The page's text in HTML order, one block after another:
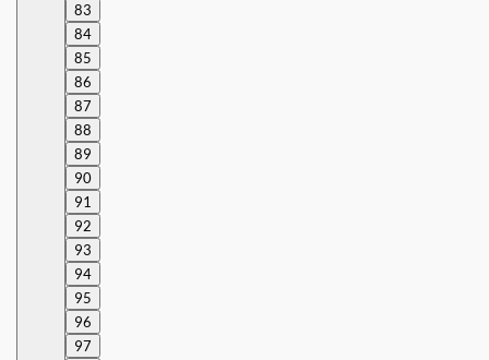
83
84
85
86
87
88
89
90
91
92
93
94
95
96
97